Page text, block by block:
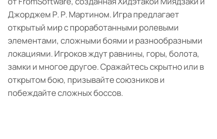
Джорджем Р. Р. Мартином. Игра предлагает
открытый мир с проработанными ролевыми
элементами, сложными боями и разнообразными
локациями. Игроков ждут равнины, горы, болота,
замки и многое другое. Сражайтесь скрытно или в
открытом бою, призывайте союзников и
побеждайте сложных боссов.